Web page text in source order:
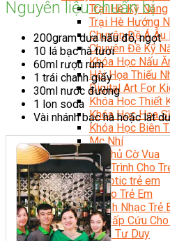
Trại Hè Kỹ Năng
Trại Hè Hướng
Chuyên Đề Á
Chuyên Đề Kỹ
Khóa Học Nấu
Hội Họa Thiếu
Digital Art For
Khóa Học Thiết
Khóa Học Họa
Khóa Học Biên
Mc Nhí
Kỳ Thủ Cờ Vua
Lập Trình Cho
Robotic trẻ em
Piano Trẻ Em
Thanh Nhạc Trẻ
Sơ Cấp Cứu
Toán Tư Duy
Nguyên liệu chuẩn bị
200gram dưa hấu đỏ, ngọt
10 lá bạc hà tươi
60ml rượu rum
1 trái chanh giấy
30ml nước đường
1 lon soda
Vài nhánh bạc hà hoặc lát